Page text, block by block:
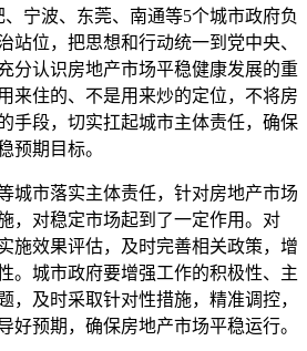
宁波、东莞、南通等5个城市政府负
站位，把思想和行动统一到党中央、
分认识房地产市场平稳健康发展的重
来住的、不是用来炒的定位，不将房
手段，切实扛起城市主体责任，确保
预期目标。
城市落实主体责任，针对房地产市场
，对稳定市场起到了一定作用。对
施效果评估，及时完善相关政策，增
。城市政府要增强工作的积极性、主
，及时采取针对性措施，精准调控，
好预期，确保房地产市场平稳运行。